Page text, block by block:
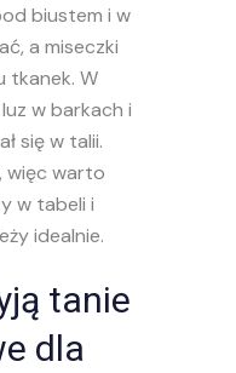
biustem i w
a miseczki
tkanek. W
w barkach i
się w talii.
więc warto
w tabeli i
idealnie.
tanie
dla